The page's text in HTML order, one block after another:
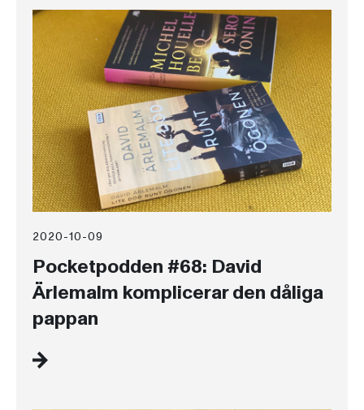
2020-10-09
Pocketpodden #68: David
Ärlemalm komplicerar den dåliga
pappan